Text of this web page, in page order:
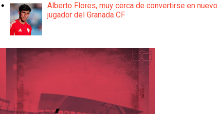
Alberto Flores, muy cerca de convertirse en nuevo
jugador del Granada CF